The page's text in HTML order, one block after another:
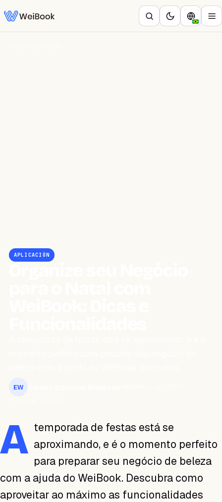
APLICACIÓN
EW
A temporada de festas está se
aproximando, e é o momento perfeito
para preparar seu negócio de beleza
com a ajuda do WeiBook. Descubra como
aproveitar ao máximo as funcionalidades